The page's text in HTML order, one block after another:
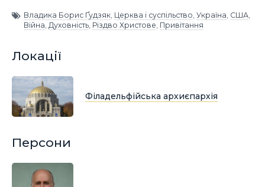
Владика Борис Ґудзяк, Церква і суспільство, Україна, США,
Війна, Духовність, Різдво Христове, Привітання
Локації
Філадельфійська архиєпархія
Персони